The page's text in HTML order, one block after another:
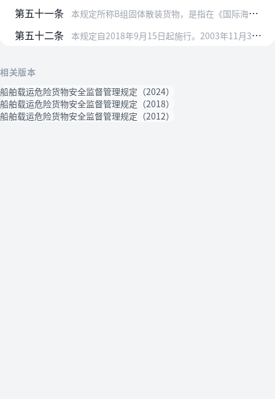
第五十一条 本规定所称B组固体散装货物，是指在《国际海运固体散装货物规则》附录1“组别”栏中列为B组货物或者同时列入A和B组货物。
第五十二条 本规定自2018年9月15日起施行。2003年11月30日以交通部令2003年第10号发布的《船舶载运危险货物安全监督管理规定》、2012年3月14日以交通运输…
相关版本
船舶载运危险货物安全监督管理规定（2024）
船舶载运危险货物安全监督管理规定（2018）
船舶载运危险货物安全监督管理规定（2012）